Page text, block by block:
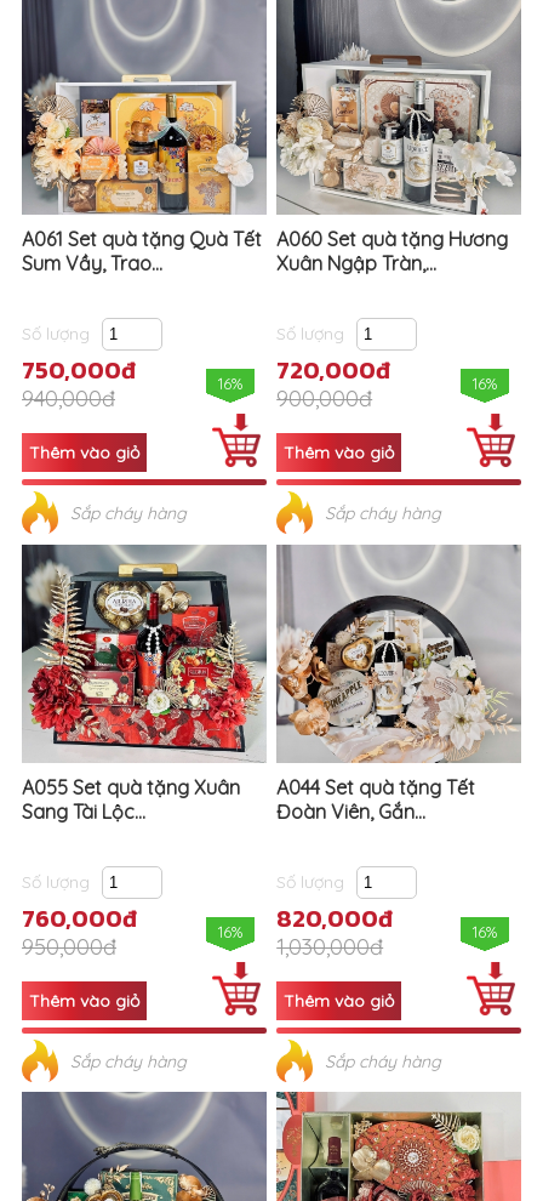
A061 Set quà tặng Quà Tết
Sum Vầy, Trao...
Số lượng
750,000đ
940,000đ
16%
Sắp cháy hàng
A060 Set quà tặng Hương
Xuân Ngập Tràn,...
Số lượng
720,000đ
900,000đ
16%
Sắp cháy hàng
A055 Set quà tặng Xuân
Sang Tài Lộc...
Số lượng
760,000đ
950,000đ
16%
Sắp cháy hàng
A044 Set quà tặng Tết
Đoàn Viên, Gắn...
Số lượng
820,000đ
1,030,000đ
16%
Sắp cháy hàng